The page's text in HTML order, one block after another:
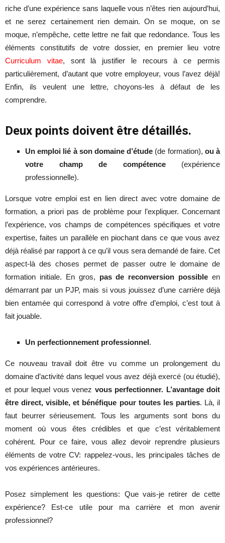
riche d’une expérience sans laquelle vous n’êtes rien aujourd’hui,
et ne serez certainement rien demain. On se moque, on se
moque, n’empêche, cette lettre ne fait que redondance. Tous les
éléments constitutifs de votre dossier, en premier lieu votre
Curriculum vitae, sont là justifier le recours à ce permis
particulièrement, d’autant que votre employeur, vous l’avez déjà!
Enfin, ils veulent une lettre, choyons-les à défaut de les
comprendre.
Deux points doivent être détaillés.
Un emploi lié à son domaine d’étude (de formation), ou à
votre champ de compétence(expérience
professionnelle).
Lorsque votre emploi est en lien direct avec votre domaine de
formation, a priori pas de problème pour l’expliquer. Concernant
l’expérience, vos champs de compétences spécifiques et votre
expertise, faites un parallèle en piochant dans ce que vous avez
déjà réalisé par rapport à ce qu’il vous sera demandé de faire. Cet
aspect-là des choses permet de passer outre le domaine de
formation initiale. En gros, pas de reconversion possible en
démarrant par un PJP, mais si vous jouissez d’une carrière déjà
bien entamée qui correspond à votre offre d’emploi, c’est tout à
fait jouable.
Un perfectionnement professionnel.
Ce nouveau travail doit être vu comme un prolongement du
domaine d’activité dans lequel vous avez déjà exercé (ou étudié),
et pour lequel vous venez vous perfectionner. L’avantage doit
être direct, visible, et bénéfique pour toutes les parties. Là, il
faut beurrer sérieusement. Tous les arguments sont bons du
moment où vous êtes crédibles et que c’est véritablement
cohérent. Pour ce faire, vous allez devoir reprendre plusieurs
éléments de votre CV: rappelez-vous, les principales tâches de
vos expériences antérieures.
Posez simplement les questions: Que vais-je retirer de cette
expérience? Est-ce utile pour ma carrière et mon avenir
professionnel?